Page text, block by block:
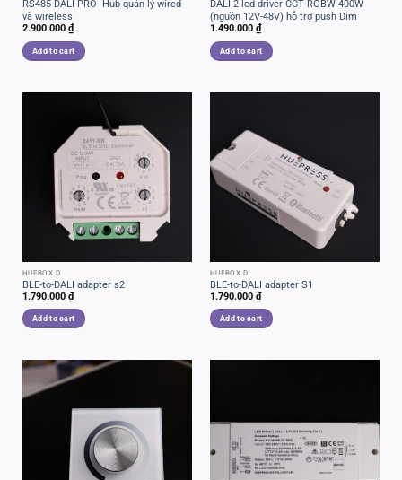
RS485 DALI PRO- Hub quản lý wired
và wireless
2.900.000 ₫
Add to cart
DALI-2 led driver CCT RGBW 400W
(nguồn 12V-48V) hỗ trợ push Dim
1.490.000 ₫
Add to cart
HUEBOX D
BLE-to-DALI adapter s2
1.790.000 ₫
Add to cart
HUEBOX D
BLE-to-DALI adapter S1
1.790.000 ₫
Add to cart